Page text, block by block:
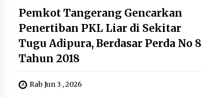
Pemkot Tangerang Gencarkan
Penertiban PKL Liar di Sekitar
Tugu Adipura, Berdasar Perda No 8
Tahun 2018
Rab Jun 3 , 2026